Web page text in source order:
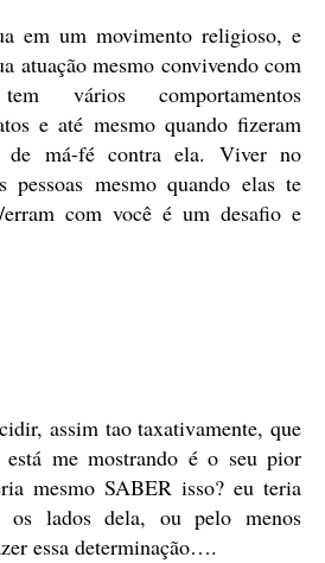
em um movimento religioso, e
atuação mesmo convivendo com
vários comportamentos
e até mesmo quando fizeram
de má-fé contra ela. Viver no
pessoas mesmo quando elas te
erram com você é um desafio e
assim tao taxativamente, que
me mostrando é o seu pior
mesmo SABER isso? eu teria
os lados dela, ou pelo menos
essa determinação….